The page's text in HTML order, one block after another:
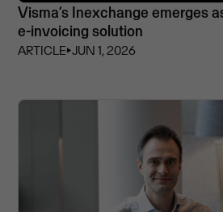
Visma’s Inexchange emerges
e-invoicing solution
ARTICLE⏵JUN 1, 2026